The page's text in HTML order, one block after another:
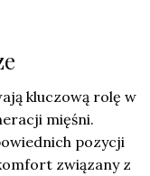
kluczową rolę w
mięśni.
pozycji
związany z